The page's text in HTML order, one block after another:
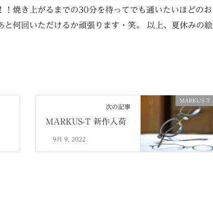
！焼き上がるまでの30分を待ってでも通いたいほどのお
と何回いただけるか頑張ります・笑。 以上、夏休みの絵
MARKUS-T
次の記事
MARKUS-T 新作入荷
9月 9, 2022